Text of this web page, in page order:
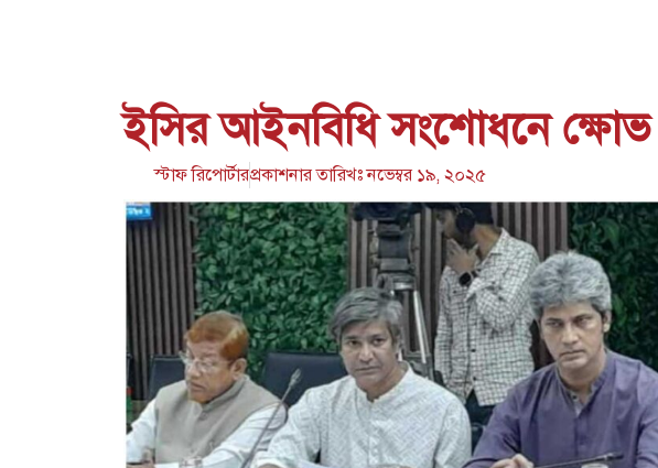
ইসির আইনবিধি সংশোধনে
স্টাফ রিপোর্টারপ্রকাশনার তারিখঃনভেম্বর ১৯, ২০২৫